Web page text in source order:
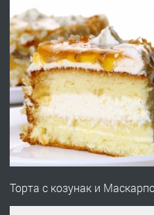
ПРЕДЛАГА
№4120
Любен
ПРЕДЛАГА
КУБА
Торта с козунак и